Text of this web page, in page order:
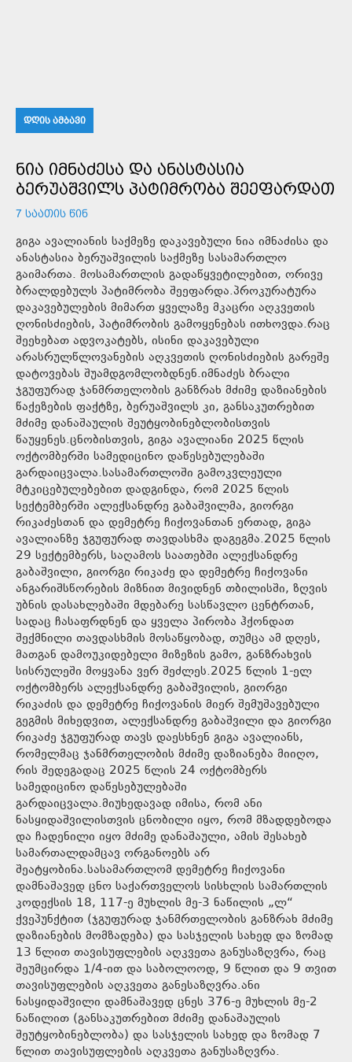
ᲓᲦᲘᲡ ᲐᲛᲑᲐᲕᲘ
ᲜᲘᲐ ᲘᲛᲜᲐᲫᲔᲡᲐ ᲓᲐ ᲐᲜᲐᲡᲢᲐᲡᲘᲐ
ᲑᲔᲠᲣᲐᲨᲕᲘᲚᲡ ᲞᲐᲢᲘᲛᲠᲝᲑᲐ ᲨᲔᲔᲤᲐᲠᲓᲐᲗ
7 ᲡᲐᲐᲗᲘᲡ ᲬᲘᲜ
გიგა ავალიანის საქმეზე დაკავებული ნია იმნაძისა და
ანასტასია ბერუაშვილის საქმეზე სასამართლო
გაიმართა. მოსამართლის გადაწყვეტილებით, ორივე
ბრალდებულს პატიმრობა შეეფარდა.პროკურატურა
დაკავებულების მიმართ ყველაზე მკაცრი აღკვეთის
ღონისძიების, პატიმრობის გამოყენებას ითხოვდა.რაც
შეეხებათ ადვოკატებს, ისინი დაკავებული
არასრულწლოვანების აღკვეთის ღონისძიების გარეშე
დატოვებას შუამდგომლობდნენ.იმნაძეს ბრალი
ჯგუფურად ჯანმრთელობის განზრახ მძიმე დაზიანების
წაქეზების ფაქტზე, ბერუაშვილს კი, განსაკუთრებით
მძიმე დანაშაულის შეუტყობინებლობისთვის
წაუყენეს.ცნობისთვის, გიგა ავალიანი 2025 წლის
ოქტომბერში სამედიცინო დაწესებულებაში
გარდაიცვალა.სასამართლოში გამოკვლეული
მტკიცებულებებით დადგინდა, რომ 2025 წლის
სექტემბერში ალექსანდრე გაბაშვილმა, გიორგი
რიკაძესთან და დემეტრე ჩიქოვანთან ერთად, გიგა
ავალიანზე ჯგუფურად თავდასხმა დაგეგმა.2025 წლის
29 სექტემბერს, საღამოს საათებში ალექსანდრე
გაბაშვილი, გიორგი რიკაძე და დემეტრე ჩიქოვანი
ანგარიშსწორების მიზნით მივიდნენ თბილისში, ზღვის
უბნის დასახლებაში მდებარე სასწავლო ცენტრთან,
სადაც ჩასაფრდნენ და ყველა პირობა ჰქონდათ
შექმნილი თავდასხმის მოსაწყობად, თუმცა ამ დღეს,
მათგან დამოუკიდებელი მიზეზის გამო, განზრახვის
სისრულეში მოყვანა ვერ შეძლეს.2025 წლის 1-ელ
ოქტომბერს ალექსანდრე გაბაშვილის, გიორგი
რიკაძის და დემეტრე ჩიქოვანის მიერ შემუშავებული
გეგმის მიხედვით, ალექსანდრე გაბაშვილი და გიორგი
რიკაძე ჯგუფურად თავს დაესხნენ გიგა ავალიანს,
რომელმაც ჯანმრთელობის მძიმე დაზიანება მიიღო,
რის შედეგადაც 2025 წლის 24 ოქტომბერს
სამედიცინო დაწესებულებაში
გარდაიცვალა.მიუხედავად იმისა, რომ ანი
ნასყიდაშვილისთვის ცნობილი იყო, რომ მზადდებოდა
და ჩადენილი იყო მძიმე დანაშაული, ამის შესახებ
სამართალდამცავ ორგანოებს არ
შეატყობინა.სასამართლომ დემეტრე ჩიქოვანი
დამნაშავედ ცნო საქართველოს სისხლის სამართლის
კოდექსის 18, 117-ე მუხლის მე-3 ნაწილის „ლ“
ქვეპუნქტით (ჯგუფურად ჯანმრთელობის განზრახ მძიმე
დაზიანების მომზადება) და სასჯელის სახედ და ზომად
13 წლით თავისუფლების აღკვეთა განუსაზღვრა, რაც
შეუმცირდა 1/4-ით და საბოლოოდ, 9 წლით და 9 თვით
თავისუფლების აღკვეთა განესაზღვრა.ანი
ნასყიდაშვილი დამნაშავედ ცნეს 376-ე მუხლის მე-2
ნაწილით (განსაკუთრებით მძიმე დანაშაულის
შეუტყობინებლობა) და სასჯელის სახედ და ზომად 7
წლით თავისუფლების აღკვეთა განუსაზღვრა.